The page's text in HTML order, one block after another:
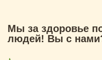
Мы за здоровье
людей! Вы с